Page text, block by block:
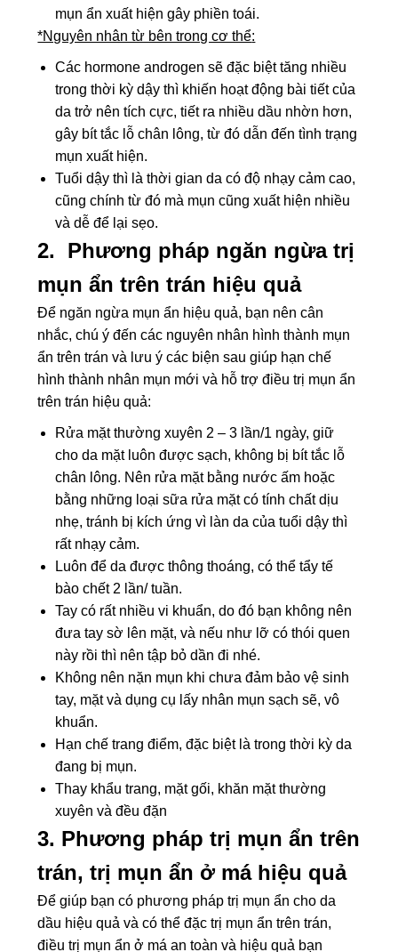
mụn ẩn xuất hiện gây phiền toái.
*Nguyên nhân từ bên trong cơ thể:
Các hormone androgen sẽ đặc biệt tăng nhiều
trong thời kỳ dậy thì khiến hoạt động bài tiết của
da trở nên tích cực, tiết ra nhiều dầu nhờn hơn,
gây bít tắc lỗ chân lông, từ đó dẫn đến tình trạng
mụn xuất hiện.
Tuổi dậy thì là thời gian da có độ nhạy cảm cao,
cũng chính từ đó mà mụn cũng xuất hiện nhiều
và dễ để lại sẹo.
2.
Phương pháp ngăn ngừa trị
mụn ẩn trên trán hiệu quả
Để ngăn ngừa mụn ẩn hiệu quả, bạn nên cân
nhắc, chú ý đến các nguyên nhân hình thành mụn
ẩn trên trán và lưu ý các biện sau giúp hạn chế
hình thành nhân mụn mới và hỗ trợ điều trị mụn ẩn
trên trán hiệu quả:
Rửa mặt thường xuyên 2 – 3 lần/1 ngày, giữ
cho da mặt luôn được sạch, không bị bít tắc lỗ
chân lông. Nên rửa mặt bằng nước ấm hoặc
bằng những loại sữa rửa mặt có tính chất dịu
nhẹ, tránh bị kích ứng vì làn da của tuổi dậy thì
rất nhạy cảm.
Luôn để da được thông thoáng, có thể tẩy tế
bào chết 2 lần/ tuần.
Tay có rất nhiều vi khuẩn, do đó bạn không nên
đưa tay sờ lên mặt, và nếu như lỡ có thói quen
này rồi thì nên tập bỏ dần đi nhé.
Không nên nặn mụn khi chưa đảm bảo vệ sinh
tay, mặt và dụng cụ lấy nhân mụn sạch sẽ, vô
khuẩn.
Hạn chế trang điểm, đặc biệt là trong thời kỳ da
đang bị mụn.
Thay khẩu trang, mặt gối, khăn mặt thường
xuyên và đều đặn
3. Phương pháp trị mụn ẩn trên
trán, trị mụn ẩn ở má hiệu quả
Để giúp bạn có phương pháp trị mụn ẩn cho da
dầu hiệu quả và có thể đặc trị mụn ẩn trên trán,
điều trị mụn ẩn ở má an toàn và hiệu quả bạn